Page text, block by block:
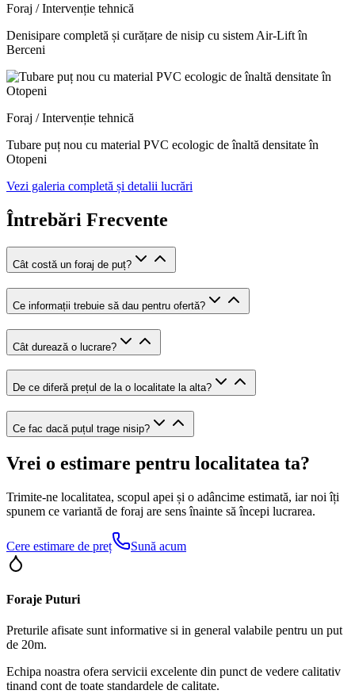
Foraj / Intervenție tehnică
Denisipare completă și curățare de nisip cu sistem Air-Lift în
Berceni
Foraj / Intervenție tehnică
Tubare puț nou cu material PVC ecologic de înaltă densitate în
Otopeni
Vezi galeria completă și detalii lucrări
Întrebări Frecvente
Cât costă un foraj de puț?
Ce informații trebuie să dau pentru ofertă?
Cât durează o lucrare?
De ce diferă prețul de la o localitate la alta?
Ce fac dacă puțul trage nisip?
Vrei o estimare pentru localitatea ta?
Trimite-ne localitatea, scopul apei și o adâncime estimată, iar noi îți
spunem ce variantă de foraj are sens înainte să începi lucrarea.
Cere estimare de preț Sună acum
Foraje Puturi
Preturile afisate sunt informative si in general valabile pentru un put
de 20m.
Echipa noastra ofera servicii excelente din punct de vedere calitativ
tinand cont de toate standardele de calitate.